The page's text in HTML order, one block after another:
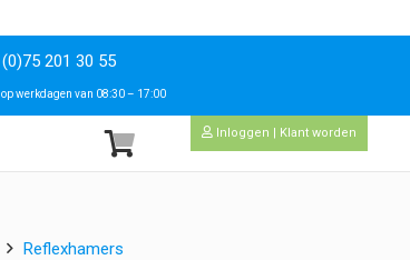
201 30 55
werkdagen van 08:30 – 17:00
Inloggen | Klant worden
Reflexhamers